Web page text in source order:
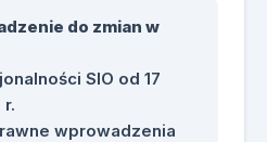
do zmian w
SIO od 17
wprowadzenia